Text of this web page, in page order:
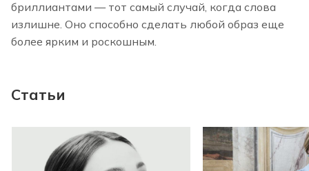
бриллиантами — тот самый случай, когда слова
излишне. Оно способно сделать любой образ еще
более ярким и роскошным.
Статьи